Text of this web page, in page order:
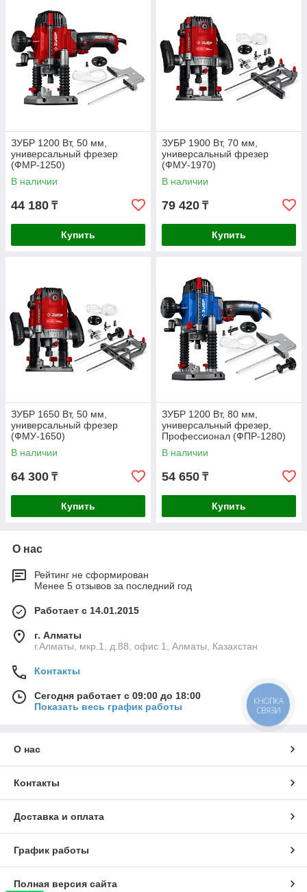
ЗУБР 1200 Вт, 50 мм,
универсальный фрезер
(ФМР-1250)
В наличии
44 180 ₸
Купить
ЗУБР 1900 Вт, 70 мм,
универсальный фрезер
(ФМУ-1970)
В наличии
79 420 ₸
Купить
ЗУБР 1650 Вт, 50 мм,
универсальный фрезер
(ФМУ-1650)
В наличии
64 300 ₸
Купить
ЗУБР 1200 Вт, 80 мм,
универсальный фрезер,
Профессионал (ФПР-1280)
В наличии
54 650 ₸
Купить
О нас
Рейтинг не сформирован
Менее 5 отзывов за последний год
Работает с 14.01.2015
г. Алматы
г.Алматы, мкр.1, д.88, офис 1, Алматы, Казахстан
Контакты
Сегодня работает с 09:00 до 18:00
Показать весь график работы
О нас
Контакты
Доставка и оплата
График работы
Полная версия сайта
КНОПКА
СВЯЗИ